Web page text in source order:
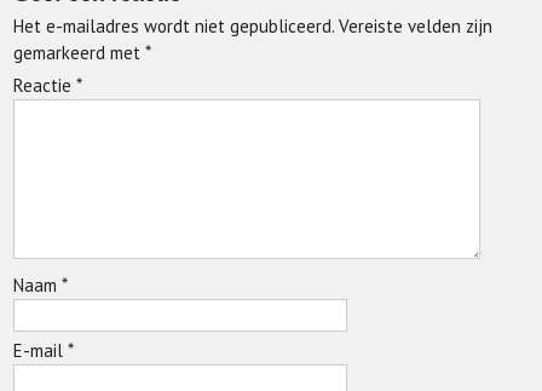
Het e-mailadres wordt niet gepubliceerd. Vereiste velden zijn
gemarkeerd met*
Reactie*
Naam*
E-mail*